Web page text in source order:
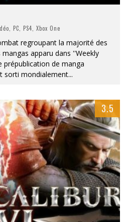
PC PS4 Xbox One
regroupant la majorité des
apparu dans ''Weekly
prépublication de manga
sorti mondialement...
3.5